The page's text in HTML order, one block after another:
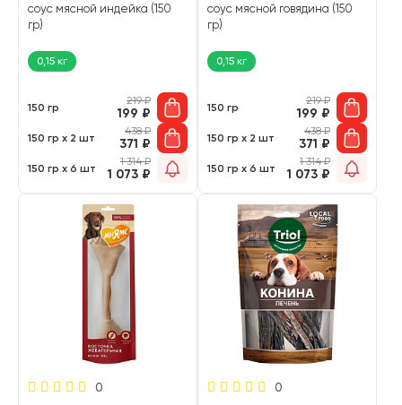
соус мясной индейка (150
гр)
0,15 кг
150 гр
219₽
199 ₽
150 гр х 2 шт
438₽
371 ₽
150 гр х 6 шт
1 314₽
1 073 ₽
соус мясной говядина (150
гр)
0,15 кг
150 гр
219₽
199 ₽
150 гр х 2 шт
438₽
371 ₽
150 гр х 6 шт
1 314₽
1 073 ₽
0 0